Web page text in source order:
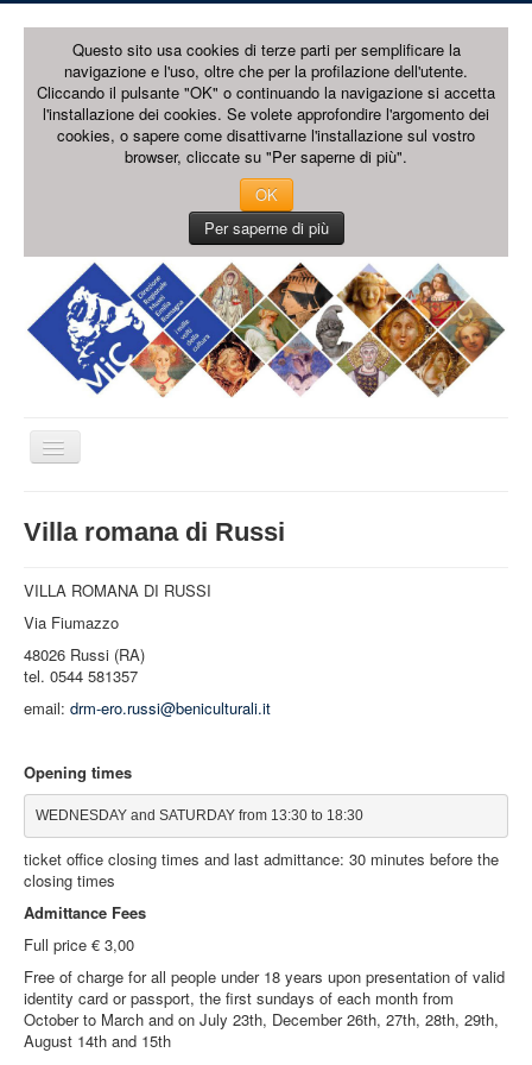
Questo sito usa cookies di terze parti per semplificare la
navigazione e l'uso, oltre che per la profilazione dell'utente.
Cliccando il pulsante "OK" o continuando la navigazione si accetta
l'installazione dei cookies. Se volete approfondire l'argomento dei
cookies, o sapere come disattivarne l'installazione sul vostro
browser, cliccate su "Per saperne di più".
OK
Per saperne di più
Toggle
Navigation
MUSEUMS
STRUCTURE
WHAT WE DO
NEWS
Villa romana di Russi
VILLA ROMANA DI RUSSI
Via Fiumazzo
48026 Russi (RA)
tel. 0544 581357
email: drm-ero.russi@beniculturali.it
Opening times
WEDNESDAY and SATURDAY from 13:30 to 18:30
ticket office closing times and last admittance: 30 minutes before the
closing times
Admittance Fees
Full price € 3,00
Free of charge for all people under 18 years upon presentation of valid
identity card or passport, the first sundays of each month from
October to March and on July 23th, December 26th, 27th, 28th, 29th,
August 14th and 15th